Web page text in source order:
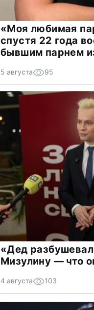
«Моя любимая
спустя 22 года
бывшим парнем
5 августа 95
«Дед
Мизулину — что
4 августа 103